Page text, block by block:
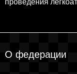
О федерации